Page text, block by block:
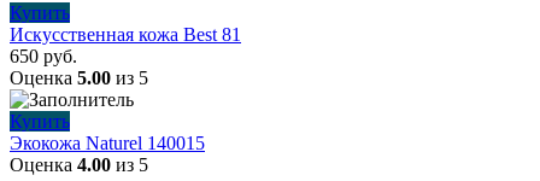
Купить
Искусственная кожа Best 81
650 руб.
Оценка 5.00 из 5
Купить
Экокожа Naturel 140015
Оценка 4.00 из 5